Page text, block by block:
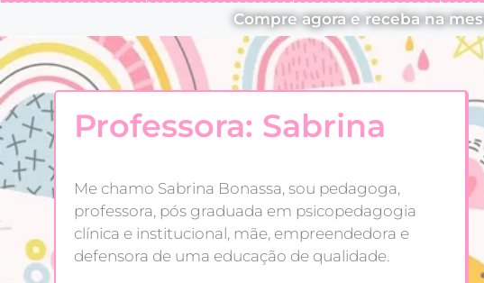
Compre agora e receba na
Professora: Sabrina
Me chamo Sabrina Bonassa, sou pedagoga,
professora, pós graduada em psicopedagogia
clínica e institucional, mãe, empreendedora e
defensora de uma educação de qualidade.